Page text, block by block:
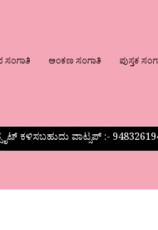
ಸಂಗಾತಿ ಅಂಕಣ ಸಂಗಾತಿ ಪುಸ್ತಕ
ಕಳಿಸಬಹುದು ವಾಟ್ಸಪ್‌ :-